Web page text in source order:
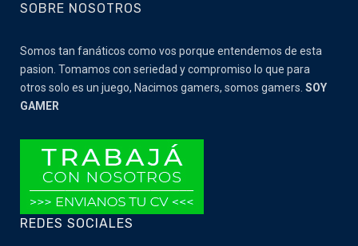
SOBRE NOSOTROS
Somos tan fanáticos como vos porque entendemos de esta
pasion. Tomamos con seriedad y compromiso lo que para
otros solo es un juego, Nacimos gamers, somos gamers. SOY
GAMER
REDES SOCIALES